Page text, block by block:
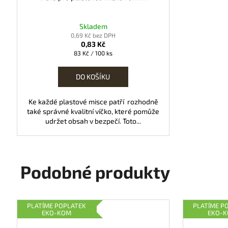
Skladem
0,69 Kč bez DPH
0,83 Kč
Měrná
83 Kč / 100 ks
DO KOŠÍKU
Ke každé plastové misce patří rozhodně
také správné kvalitní víčko, které pomůže
udržet obsah v bezpečí. Toto...
Podobné produkty
PLATÍME POPLATEK
EKO-KOM
PLATÍME
EKO-